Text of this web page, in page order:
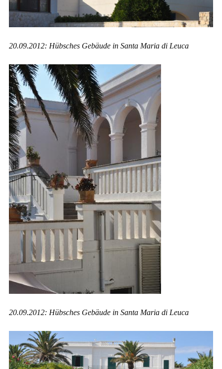
20.09.2012: Hübsches Gebäude in Santa Maria di Leuca
20.09.2012: Hübsches Gebäude in Santa Maria di Leuca